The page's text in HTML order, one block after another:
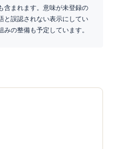
含まれます。意味が未登録の
と誤認されない表示にしてい
の整備も予定しています。